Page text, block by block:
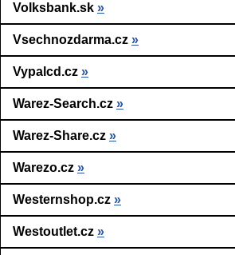
Volksbank.sk »
Vsechnozdarma.cz »
Vypalcd.cz »
Warez-Search.cz »
Warez-Share.cz »
Warezo.cz »
Westernshop.cz »
Westoutlet.cz »